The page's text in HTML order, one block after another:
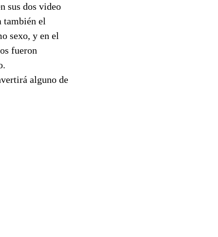
sus dos video
también el
sexo, y en el
fueron
alguno de